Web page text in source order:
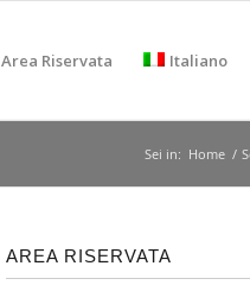
Area Riservata Italiano
Sei in: Home /
AREA RISERVATA